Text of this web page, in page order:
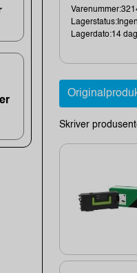
Lagerdato:14
Skriver